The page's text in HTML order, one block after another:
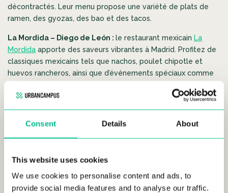
Consent Details About
This website uses cookies
We use cookies to personalise content and ads, to
provide social media features and to analyse our traffic.
décontractés. Leur menu propose une variété de plats de
ramen, des gyozas, des bao et des tacos.
La Mordida – Diego de León : le restaurant mexicain La
Mordida apporte des saveurs vibrantes à Madrid. Profitez de
classiques mexicains tels que nachos, poulet chipotle et
huevos rancheros, ainsi que d’événements spéciaux comme
ce restaurant est connu pour ses pizzas
millet et la quinoa.
Pizza Naturaoffre une expérience
culinaire saine avec des options véganes et sans gluten.
Shopping à Avenida América